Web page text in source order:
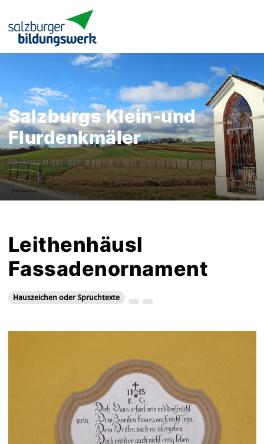
Salzburgs Klein-und
Flurdenkmäler
Leithenhäusl
Fassadenornament
Hauszeichen oder Spruchtexte